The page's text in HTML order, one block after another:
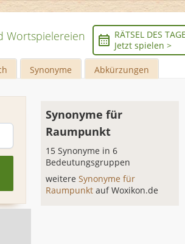
Wortspielereien
RÄTSEL DES
Jetzt spielen >
Synonyme Abkürzungen
Synonyme für
Raumpunkt
15 Synonyme in 6
Bedeutungsgruppen
weitereSynonyme für
Raumpunktauf Woxikon.de